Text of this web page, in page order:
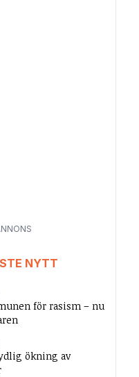
NYTT
för rasism – nu
ökning av